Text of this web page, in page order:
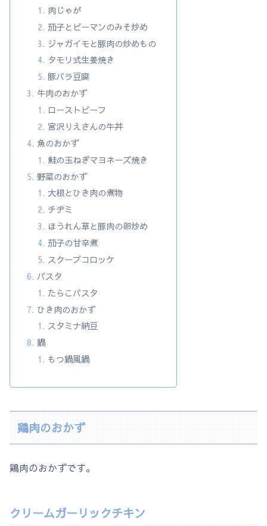
肉じゃが
茄子とピーマンのみそ炒め
ジャガイモと豚肉の炒めもの
タモリ式生姜焼き
豚バラ豆腐
牛肉のおかず
ローストビーフ
宮沢りえさんの牛丼
魚のおかず
鮭の玉ねぎマヨネーズ焼き
野菜のおかず
大根とひき肉の煮物
チヂミ
ほうれん草と豚肉の卵炒め
茄子の甘辛煮
スクープコロッケ
パスタ
たらこパスタ
ひき肉のおかず
スタミナ納豆
鍋
もつ鍋風鍋
鶏肉のおかず
鶏肉のおかずです。
クリームガーリックチキン